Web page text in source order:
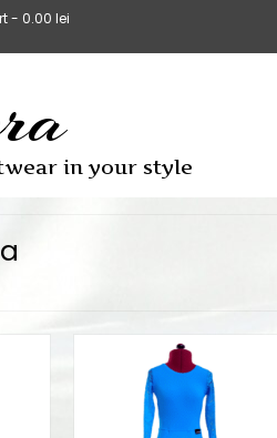
- 0.00 lei
in your style